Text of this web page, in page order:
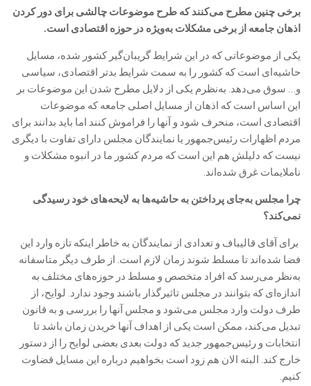
برخی چنین مطرح می‌کنند که طرح موضوعات چالشی برای دور کردن
اذهان جامعه از برخی مشکلات به‌ویژه در حوزه اقتصادی است.
‎یکی از موضوعاتی که در این شرایط گریبان‌گیر کشور شده، مسایل
حاشیه‌ای است که کشور را به سمت شرایط بدتر اقتصادی، سیاسی
و… سوق می‌دهد. به‌نظرم یکی از دلایل مطرح شدن این موضوعات بر
این اساس است که اذهان از مسایل اصلی جامعه که موضوعات
اقتصادی است، منحرف شود و آنها را فراموش کنند اما باید بدانند برای
مردم اظهارات رئیس‌جمهور یا نمایندگان مجلس دارای تفاوت با دیگری
نیست که دلیلش هم این است که مردم کشور ما در انبوه مشکلات و
ناملایمات غرق شده‌اند.
چرا مجلس به‌جای پرداختن به حاشیه‌ها به لایحه‌های خود رسیدگی
نمی‌کند؟
‎ برای آقای قالیباف و تعدادی از نمایندگان به خاطر اینکه تازه وارد این
فضا شده‌اند تا مسلط شوند زمان لازم است. از طرف دیگر متاسفانه
به‌نظر می‌رسد که افراد متخصص و مسلط در حوزه‌های مختلف به
اندازه‌ای که بتوانند در مجلس تاثیرگذار باشند وجود ندارد. لوایح، از
طرف دولت وارد مجلس می‌شود و مجلس آنها را بررسی و به قانون
تبدیل می‌کند، ممکن است یکی از اهداف آنها خریدن زمان باشد تا
انتخابات و رئیس‌جمهور جدید که دولت بعدی بعضی لوایح را از دستور
خارج کند. البته الان هم زود است بخواهیم درباره این مسایل قضاوت
کنیم.